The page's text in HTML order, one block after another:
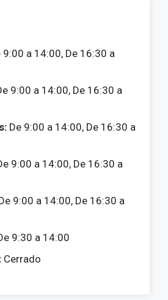
9:00 a 14:00, De 16:30 a
9:00 a 14:00, De 16:30 a
De 9:00 a 14:00, De 16:30 a
9:00 a 14:00, De 16:30 a
9:00 a 14:00, De 16:30 a
9:30 a 14:00
Cerrado